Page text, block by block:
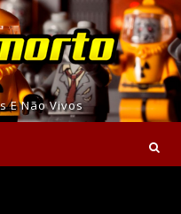
E Não Vivos